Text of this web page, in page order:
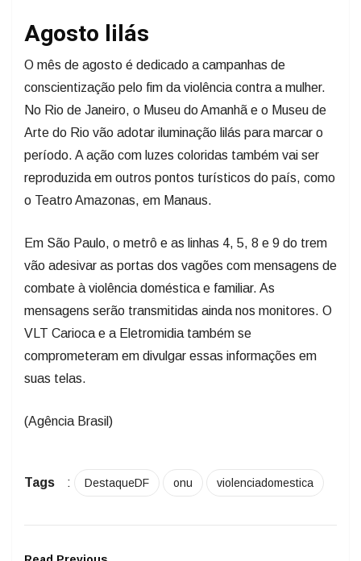
Agosto lilás
O mês de agosto é dedicado a campanhas de
conscientização pelo fim da violência contra a mulher.
No Rio de Janeiro, o Museu do Amanhã e o Museu de
Arte do Rio vão adotar iluminação lilás para marcar o
período. A ação com luzes coloridas também vai ser
reproduzida em outros pontos turísticos do país, como
o Teatro Amazonas, em Manaus.
Em São Paulo, o metrô e as linhas 4, 5, 8 e 9 do trem
vão adesivar as portas dos vagões com mensagens de
combate à violência doméstica e familiar. As
mensagens serão transmitidas ainda nos monitores. O
VLT Carioca e a Eletromidia também se
comprometeram em divulgar essas informações em
suas telas.
(Agência Brasil)
Tags : DestaqueDF onu violenciadomestica